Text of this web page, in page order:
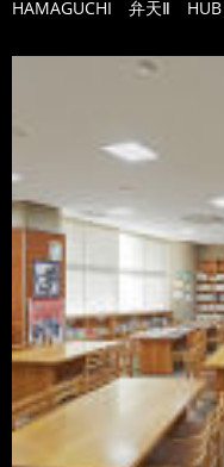
HAMAGUCHI 弁天Ⅱ HUB